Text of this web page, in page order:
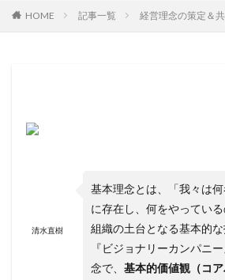
HOME 記事一覧 経営理念の策定＆
清水直樹
基本理念とは、「我々は
に存在し、何をやっている
組織の土台となる基本的
『ビジョナリーカンパニ
念で、 基本的価値観（コア